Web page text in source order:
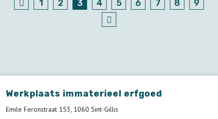
1 2 3 4 5 6 7 8 9
Werkplaats immaterieel erfgoed
Emile Feronstraat 153, 1060 Sint-Gillis